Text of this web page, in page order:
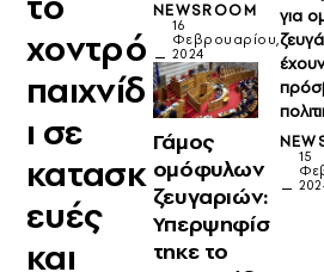
χοντρό
παιχνίδ
ι σε
κατασκ
ευές
και
NEWSROOM
16
Φεβρουαρίου,
2024
Γάμος
ομόφυλων
ζευγαριών:
Υπερψηφίσ
τηκε το
για
15